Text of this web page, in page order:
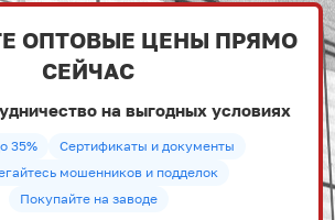
ОПТОВЫЕ ЦЕНЫ ПРЯМО
СЕЙЧАС
на выгодных условиях
35%
Сертификаты и документы
мошенников и подделок
Покупайте на заводе